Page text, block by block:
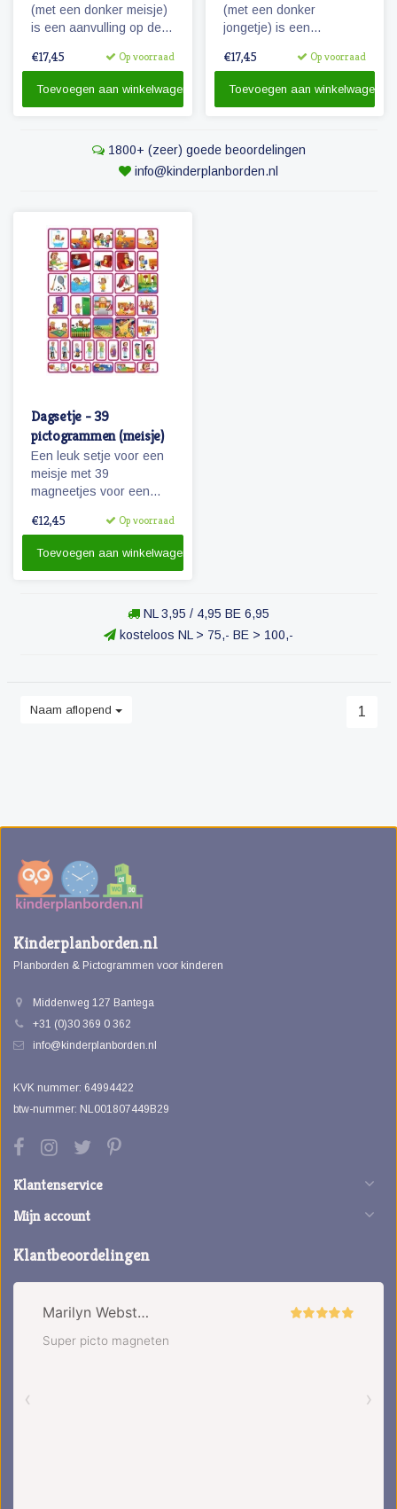
(met een donker meisje)
is een aanvulling op de
en bevat vele
categorieën spel,
Tevens de uitbreiding
van 5 naar 7 dagen voor
€17,45 Op voorraad
Toevoegen aan winkelwagen
(met een donker
jongetje) is een
'basis schoolweek' en
in de categorieën spel,
Tevens de uitbreiding
van 5 naar 7 dagen voor
€17,45 Op voorraad
Toevoegen aan winkelwagen
1800+ (zeer) goede beoordelingen
info@kinderplanborden.nl
Dagsetje - 39
pictogrammen (meisje)
Een leuk setje voor een
meisje met 39
magneetjes voor een
magneetjes voor school,
natuurlijk ook sport, spel
€12,45 Op voorraad
Toevoegen aan winkelwagen
NL 3,95 / 4,95 BE 6,95
kosteloos NL > 75,- BE > 100,-
Naam aflopend 1
Kinderplanborden.nl
Planborden & Pictogrammen voor kinderen
Middenweg 127 Bantega
+31 (0)30 369 0 362
info@kinderplanborden.nl
KVK nummer: 64994422
btw-nummer: NL001807449B29
Klantenservice
Mijn account
Klantbeoordelingen